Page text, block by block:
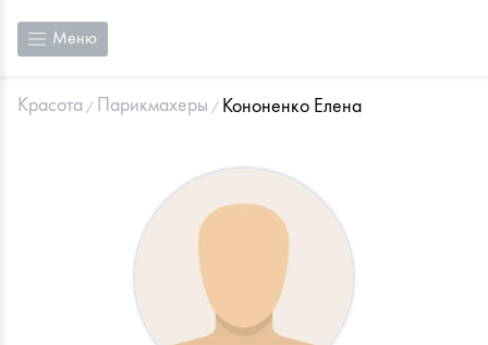
Меню
Красота Парикмахеры Кононенко Елена